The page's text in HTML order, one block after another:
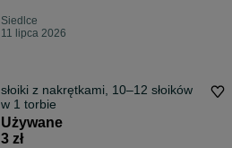
Siedlce
11 lipca 2026
słoiki z nakrętkami, 10–12 słoików
w 1 torbie
Używane
3 zł